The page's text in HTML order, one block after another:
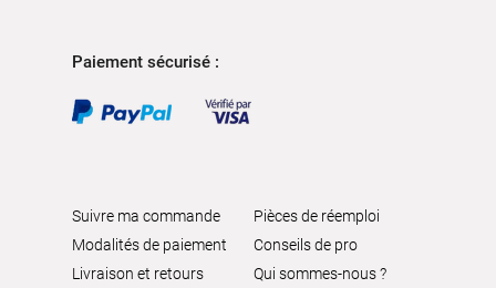
Paiement sécurisé :
Suivre ma commande
Modalités de paiement
Livraison et retours
Pièces de réemploi
Conseils de pro
Qui sommes-nous ?